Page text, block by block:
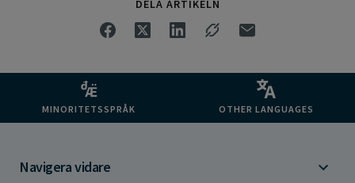
DELA ARTIKELN
MINORITETSSPRÅK OTHER LANGUAGES
Navigera vidare